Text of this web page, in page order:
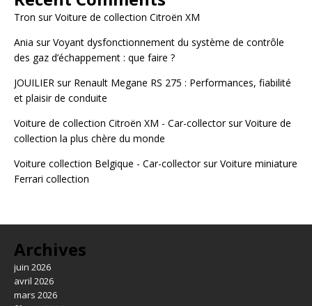
Tron surVoiture de collection Citroën XM
Ania surVoyant dysfonctionnement du système de contrôle
des gaz d’échappement : que faire ?
JOUILIER sur Renault Megane RS 275 : Performances, fiabilité
et plaisir de conduite
Voiture de collection Citroën XM - Car-collectorsurVoiture de
collection la plus chère du monde
Voiture collection Belgique - Car-collectorsurVoiture miniature
Ferrari collection
Archives
juin 2026
avril 2026
mars 2026